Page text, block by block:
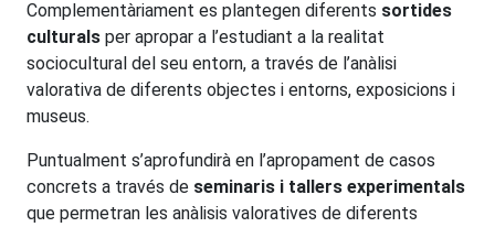
Complementàriament es plantegen diferents sortides
culturals per apropar a l’estudiant a la realitat
sociocultural del seu entorn, a través de l’anàlisi
valorativa de diferents objectes i entorns, exposicions i
museus.
Puntualment s’aprofundirà en l’apropament de casos
concrets a través de seminaris i tallers experimentals
que permetran les anàlisis valoratives de diferents